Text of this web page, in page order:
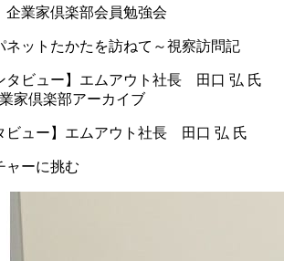
企業家倶楽部会員勉強会
ネットたかたを訪ねて～視察訪問記
家倶楽部アーカイブ
ビュー】エムアウト社長 田口 弘 氏
ャーに挑む